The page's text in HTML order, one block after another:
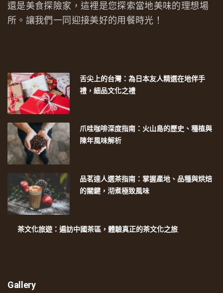
還是美食探險家，這裡是您探索當地美味的理想場
所。讓我們一同迎接美好的用餐時光！
舌尖上的台灣：為日本友人精選在地伴手
禮，細品文化之禮
爪哇咖啡深度指南：火山島的歷史、種植與
陳年風味解析
品茗達人選茶指南：掌握產地、品種與烘焙
的關鍵，沏煮極致風味
茶文化旅遊：遍訪中國茶區，體驗真正的茶文化之旅
Gallery